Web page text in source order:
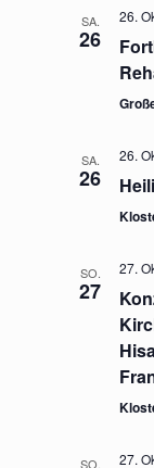
SA.
26
26.
SA.
26
26.
SO.
27
27.
SO. 27.